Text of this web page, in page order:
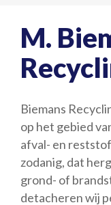
M.
Biemans
op het gebied
afval- en
zodanig, dat
grond- of
detacheren wij